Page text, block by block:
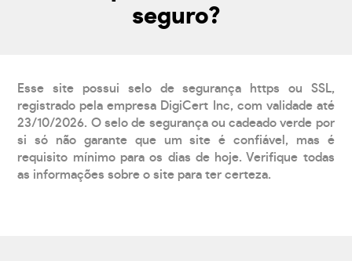
seguro?
Esse site possui selo de segurança https ou SSL,
registrado pela empresa DigiCert Inc, com validade até
23/10/2026. O selo de segurança ou cadeado verde por
si só não garante que um site é confiável, mas é
requisito mínimo para os dias de hoje. Verifique todas
as informações sobre o site para ter certeza.